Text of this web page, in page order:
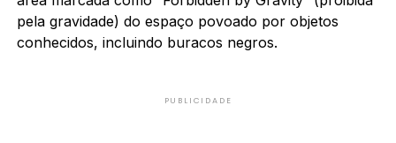
pela gravidade) do espaço povoado por objetos
conhecidos, incluindo buracos negros.
PUBLICIDADE